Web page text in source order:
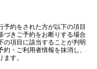
約をされた方が以下の項目
づきご予約をお断りする場合
の項目に該当することが判明
・ご利用者情報を抹消し、
す。